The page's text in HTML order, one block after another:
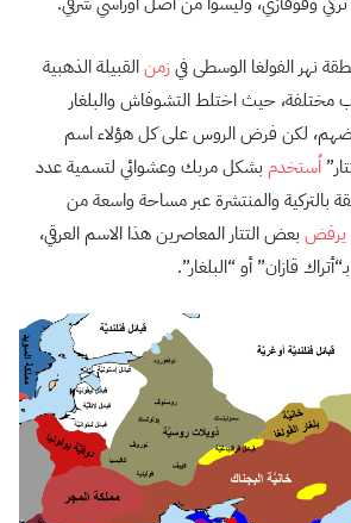
نهر الفولغا الوسطى فيزمنالقبيلة الذهبية
مختلفة، حيث اختلط التشوفاش والبلغار
لكن فرض الروس على كل هؤلاء اسم
اُستخدم بشكل مربك وعشوائي لتسمية عدد
بالتركية والمنتشرة عبر مساحة واسعة من
يرفض بعض التتار المعاصرين هذا الاسم العرقي،
قازان” أو “البلغار”.